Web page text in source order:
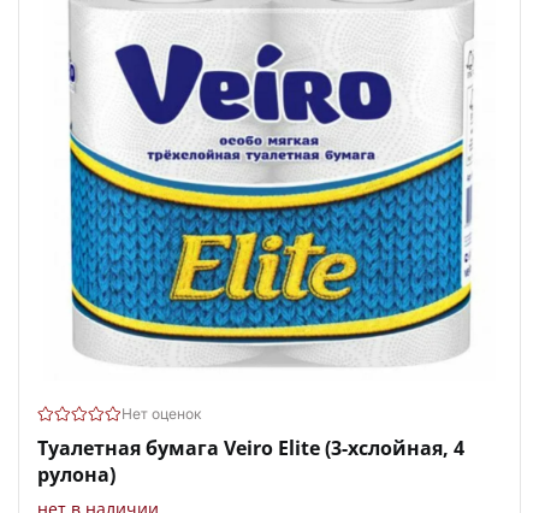
Нет оценок
Туалетная бумага Veiro Elite (3-хслойная, 4
рулона)